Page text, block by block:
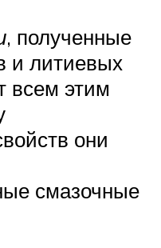
, полученные
и литиевых
всем этим
они
смазочные